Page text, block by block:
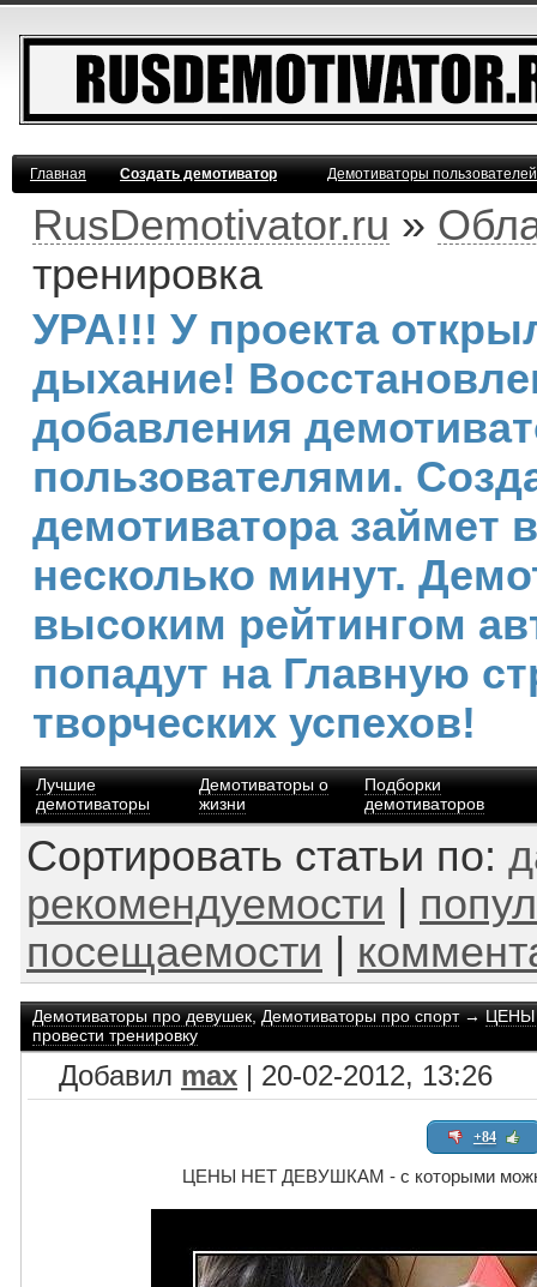
Главная Создать демотиватор Демотиваторы
RusDemotivator.ru »
тренировка
УРА!!! У проекта
дыхание!
добавления
пользователями.
демотиватора займет
несколько минут.
высоким рейтингом
попадут на Главную
творческих успехов!
Лучшие
демотиваторы
Демотиваторы о
жизни
Подборки
демотиваторов
Сортировать статьи по:
рекомендуемости
посещаемости
Демотиваторы про девушек,Демотиваторы про спорт→ЦЕНЫ
провести тренировку
Добавил max | 20-02-2012, 13:26
+84
ЦЕНЫ НЕТ ДЕВУШКАМ - с которыми